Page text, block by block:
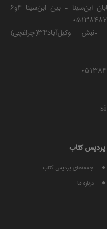
شعبۀ مرکزی: مشهد - خیابان ابن‌سینا - بین ابن‌سینا ۴و۶
شعبۀ وکیل‌آباد: مشهد -نبش وکیل‌آباد۳۴(چراغچی)
پرديس كتاب
جمعه‌های پردیس کتاب
درباره ما